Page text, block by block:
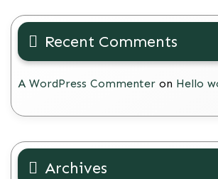
Recent Comments
A WordPress Commenter on Hello
Archives